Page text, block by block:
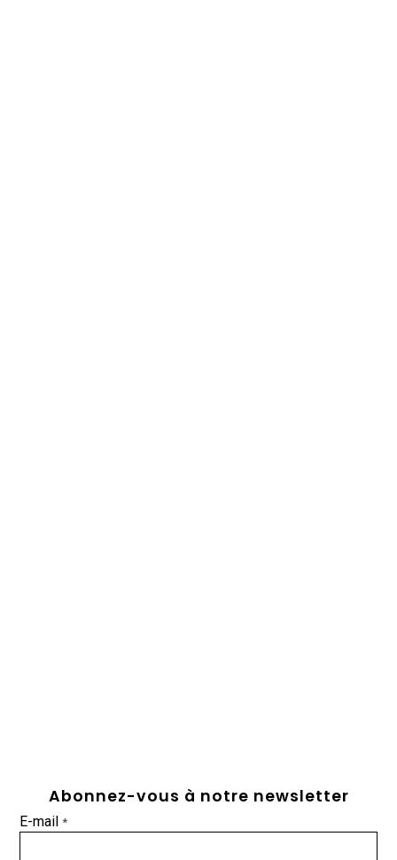
Abonnez-vous à notre newsletter
E-mail*